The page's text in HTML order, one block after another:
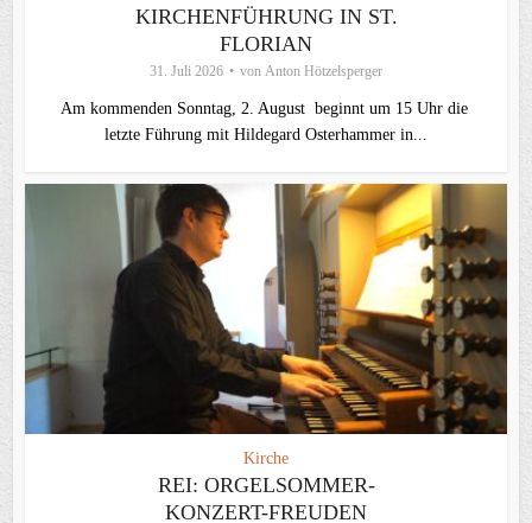
KIRCHENFÜHRUNG IN ST.
FLORIAN
31. Juli 2026 von Anton Hötzelsperger
Am kommenden Sonntag, 2. August beginnt um 15 Uhr die
letzte Führung mit Hildegard Osterhammer in...
Kirche
REI: ORGELSOMMER-
KONZERT-FREUDEN